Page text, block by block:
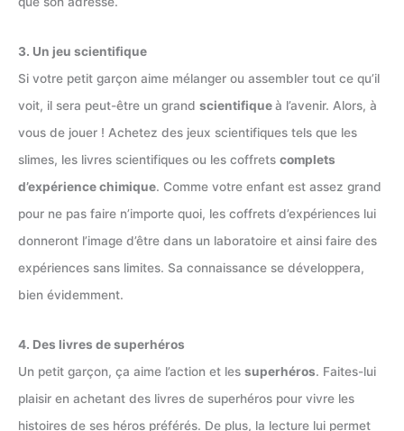
3. Un jeu scientifique
Si votre petit garçon aime mélanger ou assembler tout ce qu’il
voit, il sera peut-être un grand scientifiqueà l’avenir. Alors, à
vous de jouer ! Achetez des jeux scientifiques tels que les
slimes, les livres scientifiques ou les coffrets complets
d’expérience chimique. Comme votre enfant est assez grand
pour ne pas faire n’importe quoi, les coffrets d’expériences lui
donneront l’image d’être dans un laboratoire et ainsi faire des
expériences sans limites. Sa connaissance se développera,
bien évidemment.
4. Des livres de superhéros
Un petit garçon, ça aime l’action et les superhéros. Faites-lui
plaisir en achetant des livres de superhéros pour vivre les
histoires de ses héros préférés. De plus, la lecture lui permet